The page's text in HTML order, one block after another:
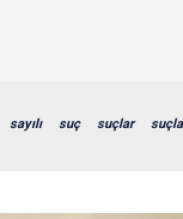
sayılı suç suçlar